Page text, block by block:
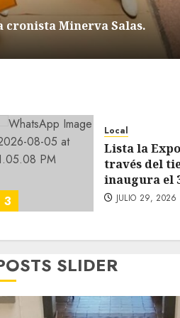
cronista Minerva Salas.
3
Local
Lista la
través del
inaugura el
JULIO 29, 2026
SLIDER